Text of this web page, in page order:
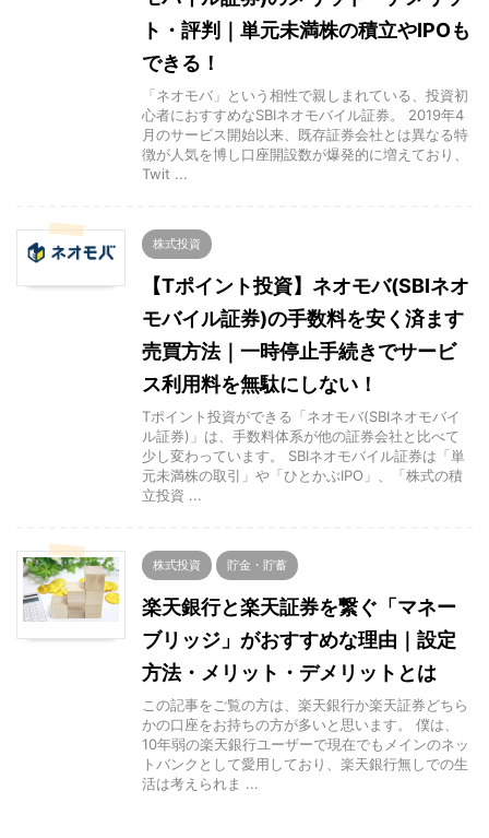
ト・評判｜単元未満株の積立やIPOも
できる！
「ネオモバ」という相性で親しまれている、投資初
心者におすすめなSBIネオモバイル証券。 2019年4
月のサービス開始以来、既存証券会社とは異なる特
徴が人気を博し口座開設数が爆発的に増えており、
Twit ...
株式投資
【Tポイント投資】ネオモバ(SBIネオ
モバイル証券)の手数料を安く済ます
売買方法｜一時停止手続きでサービ
ス利用料を無駄にしない！
Tポイント投資ができる「ネオモバ(SBIネオモバイ
ル証券)」は、手数料体系が他の証券会社と比べて
少し変わっています。 SBIネオモバイル証券は「単
元未満株の取引」や「ひとかぶIPO」、「株式の積
立投資 ...
株式投資 貯金・貯蓄
楽天銀行と楽天証券を繋ぐ「マネー
ブリッジ」がおすすめな理由｜設定
方法・メリット・デメリットとは
この記事をご覧の方は、楽天銀行か楽天証券どちら
かの口座をお持ちの方が多いと思います。 僕は、
10年弱の楽天銀行ユーザーで現在でもメインのネッ
トバンクとして愛用しており、楽天銀行無しでの生
活は考えられま ...